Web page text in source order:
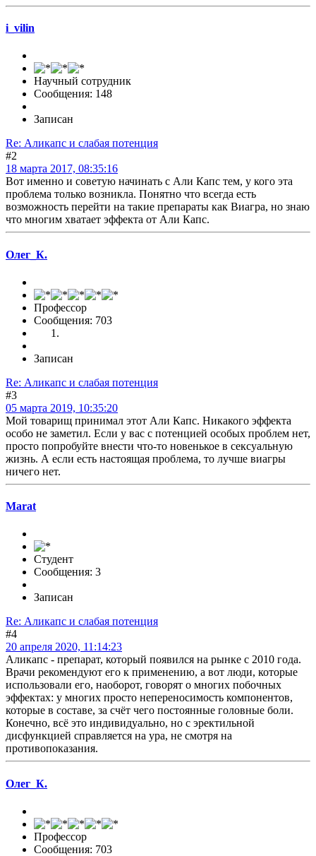
i_vilin
Научный сотрудник
Сообщения: 148
Записан
Re: Аликапс и слабая потенция
#2
18 марта 2017, 08:35:16
Вот именно и советую начинать с Али Капс тем, у кого эта
проблема только возникла. Понятно что всегда есть
возможность перейти на такие препараты как Виагра, но знаю
что многим хватает эффекта от Али Капс.
Олег_К.
Профессор
Сообщения: 703
Записан
Re: Аликапс и слабая потенция
#3
05 марта 2019, 10:35:20
Мой товарищ принимал этот Али Капс. Никакого эффекта
особо не заметил. Если у вас с потенцией особых проблем нет,
просто попробуйте внести что-то новенькое в сексуальную
жизнь. А если есть настоящая проблема, то лучше виагры
ничего нет.
Marat
Студент
Сообщения: 3
Записан
Re: Аликапс и слабая потенция
#4
20 апреля 2020, 11:14:23
Аликапс - препарат, который появился на рынке с 2010 года.
Врачи рекомендуют его к применению, а вот люди, которые
использовали его, наоборот, говорят о многих побочных
эффектах: у многих просто непереносимость компонентов,
которые в составе, за счёт чего постоянные головные боли.
Конечно, всё это индивидуально, но с эректильной
дисфункцией справляется на ура, не смотря на
противопоказания.
Олег_К.
Профессор
Сообщения: 703